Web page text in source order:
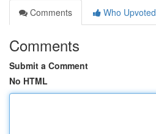
Comments
Who Upvoted
Comments
Submit a Comment
No HTML